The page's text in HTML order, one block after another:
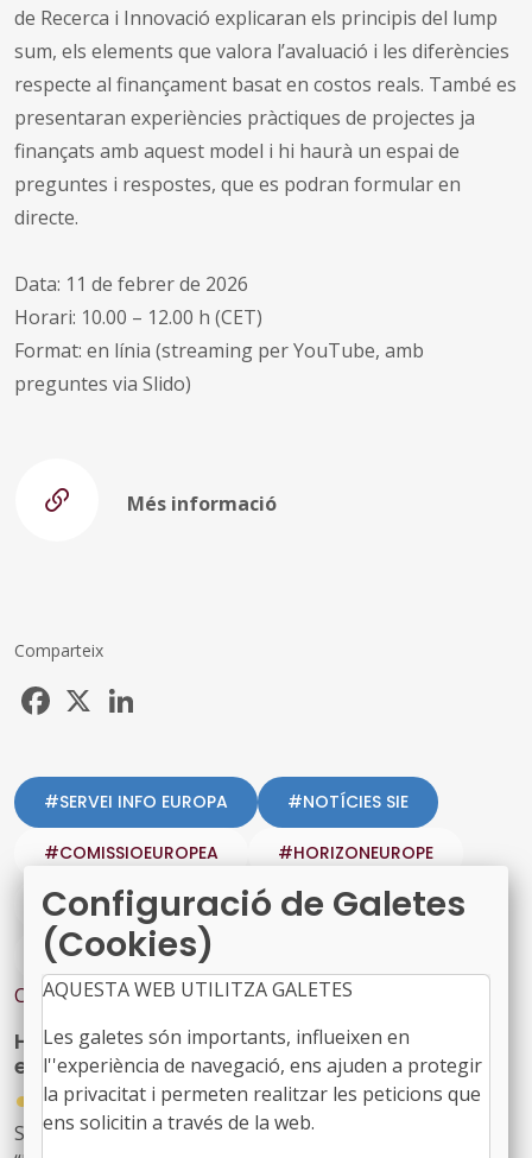
de Recerca i Innovació explicaran els principis del lump
sum, els elements que valora l’avaluació i les diferències
respecte al finançament basat en costos reals. També es
presentaran experiències pràctiques de projectes ja
finançats amb aquest model i hi haurà un espai de
preguntes i respostes, que es podran formular en
directe.
Data: 11 de febrer de 2026
Horari: 10.00 – 12.00 h (CET)
Format: en línia (streaming per YouTube, amb
preguntes via Slido)
Més informació
Comparteix
Facebook
#SERVEI INFO EUROPA #NOTÍCIES SIE
#COMISSIOEUROPEA #HORIZONEUROPE
#INNOVACIO #LUMPSUM #RECERCA
#ÀREA EUROPA
Contingut relacionat
Horizon: Impulsar la participació ciutadana
en la recerca i la innovació
●
27/01/2026
S’ha obert una nova convocatòria d’Horizon Europe,
Configuració de Galetes
(Cookies)
AQUESTA WEB UTILITZA GALETES
Les galetes són importants, influeixen en
l''experiència de navegació, ens ajuden a protegir
la privacitat i permeten realitzar les peticions que
ens solicitin a través de la web.